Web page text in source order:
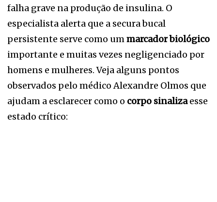
falha grave na produção de insulina. O
especialista alerta que a secura bucal
persistente serve como ummarcador biológico
importante e muitas vezes negligenciado por
homens e mulheres. Veja alguns pontos
observados pelo médico Alexandre Olmos que
ajudam a esclarecer como o corpo sinalizaesse
estado crítico: